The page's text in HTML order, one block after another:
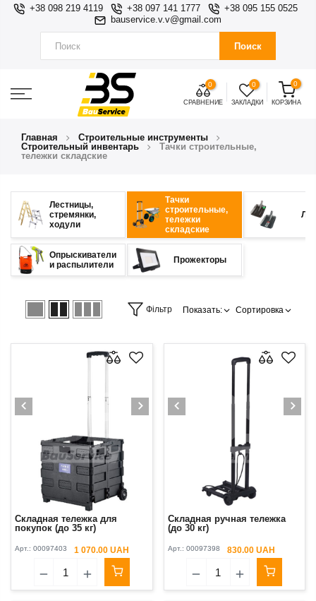
+38 098 219 4119 +38 097 141 1777
+38 095 155 0525
bauservice.v.v@gmail.com
Поиск
0
СРАВНЕНИЕ
0
ЗАКЛАДКИ
0
КОРЗИНА
Главная
Строительные инструменты
Строительный инвентарь
Тачки строительные,
тележки складские
Лестницы,
стремянки,
ходули
Тачки
строительные,
тележки
складские
Опрыскиватели
и распылители
Прожекторы
Фільтр Показать: Сортировка
Складная тележка для
покупок (до 35 кг)
Арт.: 00097403 1 070.00 UAH
Складная ручная тележка
(до 30 кг)
Арт.: 00097398 830.00 UAH